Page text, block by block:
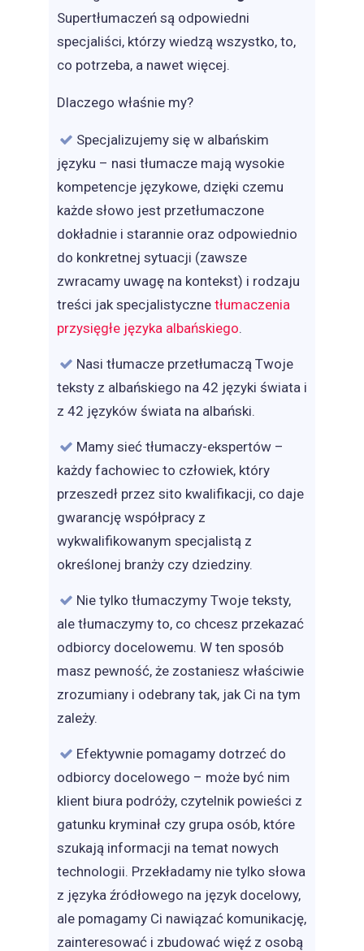
Supertłumaczeń są odpowiedni
specjaliści, którzy wiedzą wszystko, to,
co potrzeba, a nawet więcej.
Dlaczego właśnie my?
Specjalizujemy się w albańskim
języku – nasi tłumacze mają wysokie
kompetencje językowe, dzięki czemu
każde słowo jest przetłumaczone
dokładnie i starannie oraz odpowiednio
do konkretnej sytuacji (zawsze
zwracamy uwagę na kontekst) i rodzaju
treści jak specjalistyczne tłumaczenia
przysięgłe języka albańskiego.
Nasi tłumacze przetłumaczą Twoje
teksty z albańskiego na 42 języki świata i
z 42 języków świata na albański.
Mamy sieć tłumaczy-ekspertów –
każdy fachowiec to człowiek, który
przeszedł przez sito kwalifikacji, co daje
gwarancję współpracy z
wykwalifikowanym specjalistą z
określonej branży czy dziedziny.
Nie tylko tłumaczymy Twoje teksty,
ale tłumaczymy to, co chcesz przekazać
odbiorcy docelowemu. W ten sposób
masz pewność, że zostaniesz właściwie
zrozumiany i odebrany tak, jak Ci na tym
zależy.
Efektywnie pomagamy dotrzeć do
odbiorcy docelowego – może być nim
klient biura podróży, czytelnik powieści z
gatunku kryminał czy grupa osób, które
szukają informacji na temat nowych
technologii. Przekładamy nie tylko słowa
z języka źródłowego na język docelowy,
ale pomagamy Ci nawiązać komunikację,
zainteresować i zbudować więź z osobą